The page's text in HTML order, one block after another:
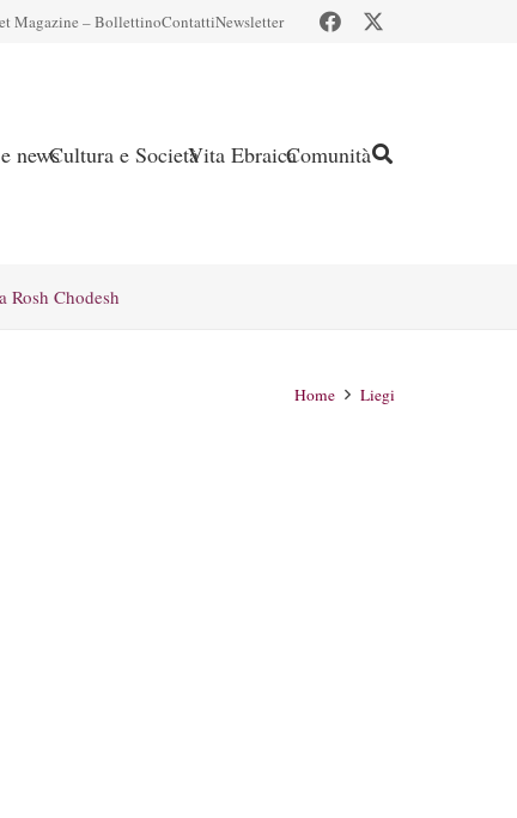
Magazine – BollettinoContattiNewsletter
newsCultura e SocietàVita EbraicaComunità
Rosh Chodesh
Home Liegi